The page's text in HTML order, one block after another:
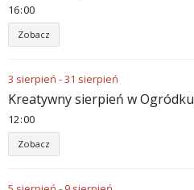
16:00
Zobacz
3 sierpień -31 sierpień
Kreatywny sierpień w
12:00
Zobacz